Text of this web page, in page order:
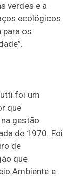
verdes e a
ecológicos
para os
foi um
que
gestão
de 1970. Foi
de
que
Ambiente e